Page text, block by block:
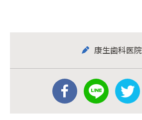
康生歯科医院